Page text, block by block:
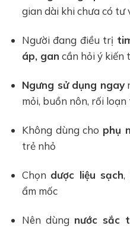
gian dài khi chưa có tư
Người đang điều trị
áp, gan cần hỏi ý kiến
Ngưng sử dụng ngay
mỏi, buồn nôn, rối
Không dùng cho phụ
trẻ nhỏ
Chọn dược liệu sạch,
ẩm mốc
Nên dùng nước sắc